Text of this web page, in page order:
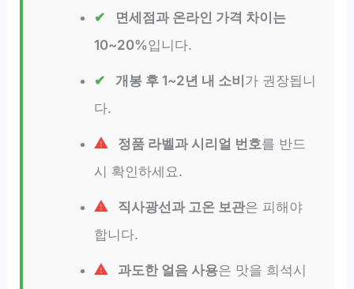
면세점과 온라인 가격 차이는
10~20%입니다.
개봉 후 1~2년 내 소비 가 권장됩니
다.
정품 라벨과 시리얼 번호를 반드
시 확인하세요.
직사광선과 고온 보관은 피해야
합니다.
과도한 얼음 사용은 맛을 희석시